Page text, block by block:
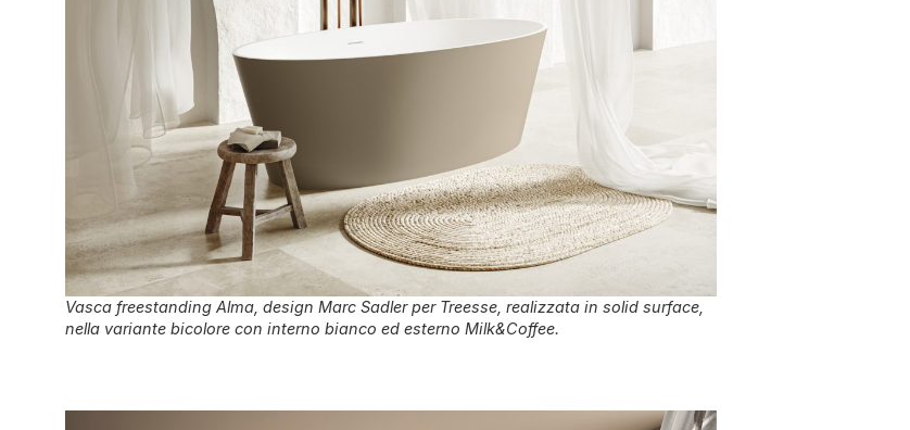
Vasca freestanding Alma, design Marc Sadler per Treesse, realizzata in solid surface,
nella variante bicolore con interno bianco ed esterno Milk&Coffee.